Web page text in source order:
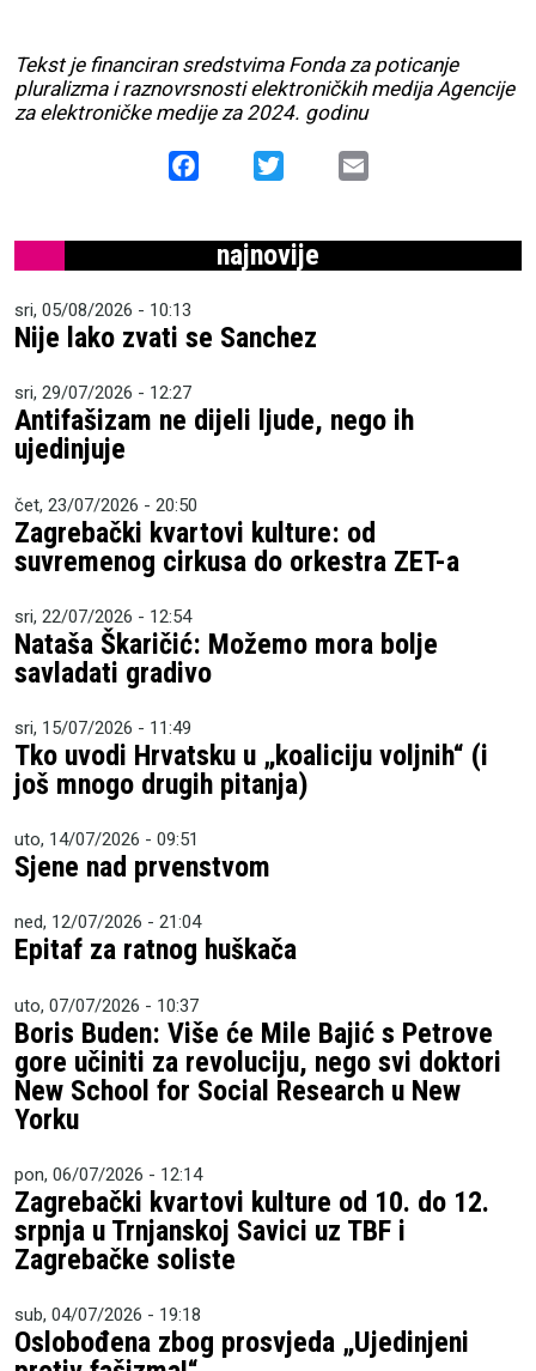
Tekst je financiran sredstvima Fonda za poticanje
pluralizma i raznovrsnosti elektroničkih medija Agencije
za elektroničke medije za 2024. godinu
Facebook
najnovije
sri, 05/08/2026 - 10:13
Nije lako zvati se Sanchez
sri, 29/07/2026 - 12:27
Antifašizam ne dijeli ljude, nego ih
ujedinjuje
čet, 23/07/2026 - 20:50
Zagrebački kvartovi kulture: od
suvremenog cirkusa do orkestra ZET-a
sri, 22/07/2026 - 12:54
Nataša Škaričić: Možemo mora bolje
savladati gradivo
sri, 15/07/2026 - 11:49
Tko uvodi Hrvatsku u „koaliciju voljnih“ (i
još mnogo drugih pitanja)
uto, 14/07/2026 - 09:51
Sjene nad prvenstvom
ned, 12/07/2026 - 21:04
Epitaf za ratnog huškača
uto, 07/07/2026 - 10:37
Boris Buden: Više će Mile Bajić s Petrove
gore učiniti za revoluciju, nego svi doktori
New School for Social Research u New
Yorku
pon, 06/07/2026 - 12:14
Zagrebački kvartovi kulture od 10. do 12.
srpnja u Trnjanskoj Savici uz TBF i
Zagrebačke soliste
sub, 04/07/2026 - 19:18
Oslobođena zbog prosvjeda „Ujedinjeni